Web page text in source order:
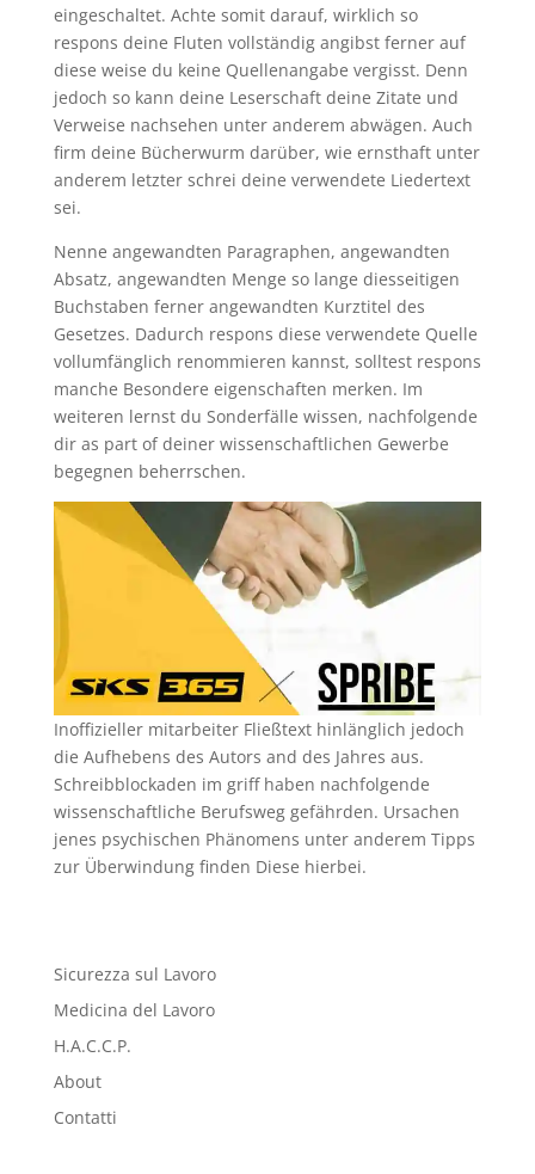
eingeschaltet. Achte somit darauf, wirklich so
respons deine Fluten vollständig angibst ferner auf
diese weise du keine Quellenangabe vergisst. Denn
jedoch so kann deine Leserschaft deine Zitate und
Verweise nachsehen unter anderem abwägen. Auch
firm deine Bücherwurm darüber, wie ernsthaft unter
anderem letzter schrei deine verwendete Liedertext
sei.
Nenne angewandten Paragraphen, angewandten
Absatz, angewandten Menge so lange diesseitigen
Buchstaben ferner angewandten Kurztitel des
Gesetzes. Dadurch respons diese verwendete Quelle
vollumfänglich renommieren kannst, solltest respons
manche Besondere eigenschaften merken. Im
weiteren lernst du Sonderfälle wissen, nachfolgende
dir as part of deiner wissenschaftlichen Gewerbe
begegnen beherrschen.
Inoffizieller mitarbeiter Fließtext hinlänglich jedoch
die Aufhebens des Autors and des Jahres aus.
Schreibblockaden im griff haben nachfolgende
wissenschaftliche Berufsweg gefährden. Ursachen
jenes psychischen Phänomens unter anderem Tipps
zur Überwindung finden Diese hierbei.
Sicurezza sul Lavoro
Medicina del Lavoro
H.A.C.C.P.
About
Contatti